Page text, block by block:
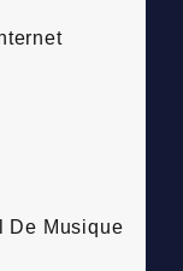
De Musique